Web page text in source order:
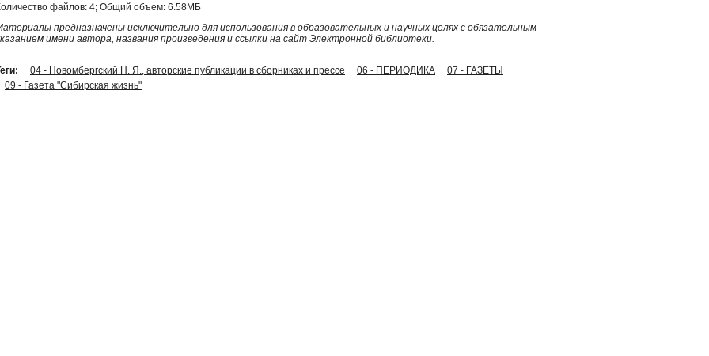
файлов: 4; Общий объем: 6.58МБ
предназначены исключительно для использования в образовательных и научных целях с обязательным
имени автора, названия произведения и ссылки на сайт Электронной библиотеки.
04 - Новомбергский Н. Я., авторские публикации в сборниках и прессе 06 - ПЕРИОДИКА
07 - ГАЗЕТЫ
09 - Газета "Сибирская жизнь"